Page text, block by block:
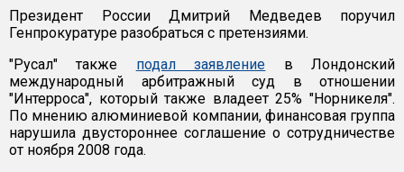
Президент России Дмитрий Медведев поручил
Генпрокуратуре разобраться с претензиями.
"Русал" также подал заявление в Лондонский
международный арбитражный суд в отношении
"Интерроса", который также владеет 25% "Норникеля".
По мнению алюминиевой компании, финансовая группа
нарушила двустороннее соглашение о сотрудничестве
от ноября 2008 года.